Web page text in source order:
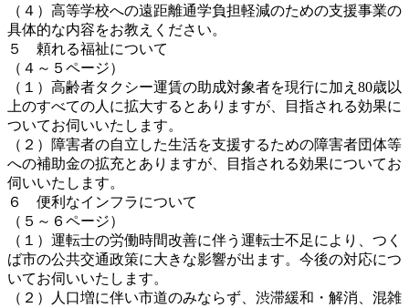
（４）高等学校への遠距離通学負担軽減のための支援事業の
具体的な内容をお教えください。
５ 頼れる福祉について
（４～５ページ）
（１）高齢者タクシー運賃の助成対象者を現行に加え80歳以
上のすべての人に拡大するとありますが、目指される効果に
ついてお伺いいたします。
（２）障害者の自立した生活を支援するための障害者団体等
への補助金の拡充とありますが、目指される効果についてお
伺いいたします。
６ 便利なインフラについて
（５～６ページ）
（１）運転士の労働時間改善に伴う運転士不足により、つく
ば市の公共交通政策に大きな影響が出ます。今後の対応につ
いてお伺いいたします。
（２）人口増に伴い市道のみならず、渋滞緩和・解消、混雑